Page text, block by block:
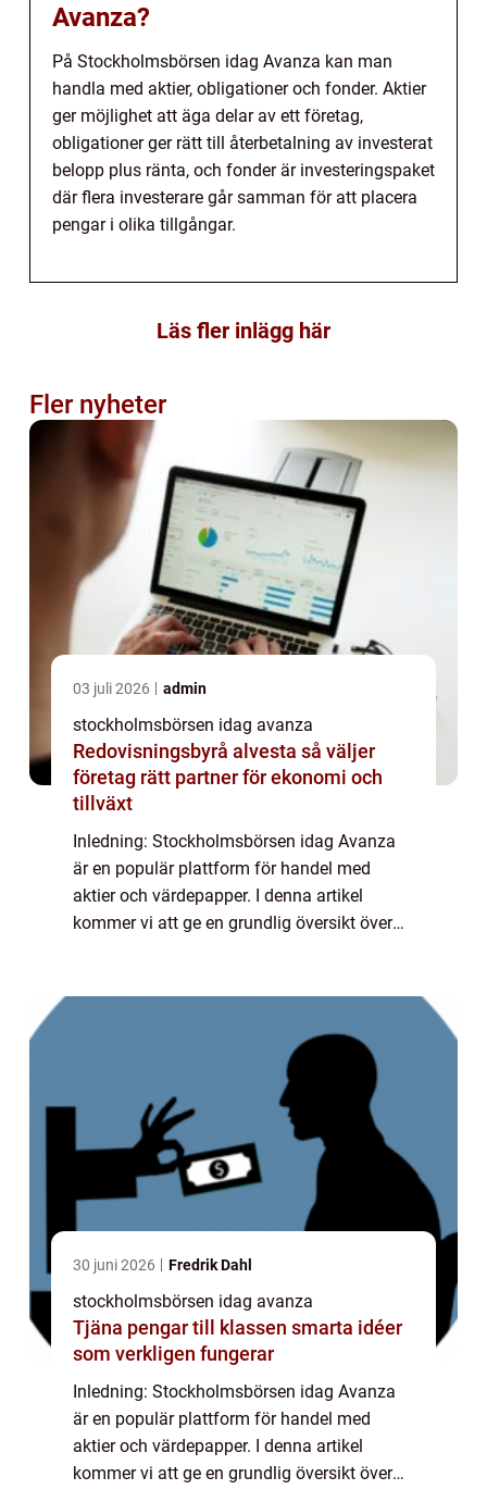
Avanza?
På Stockholmsbörsen idag Avanza kan man
handla med aktier, obligationer och fonder. Aktier
ger möjlighet att äga delar av ett företag,
obligationer ger rätt till återbetalning av investerat
belopp plus ränta, och fonder är investeringspaket
där flera investerare går samman för att placera
pengar i olika tillgångar.
Läs fler inlägg här
Fler nyheter
03 juli 2026 admin
stockholmsbörsen idag avanza
Redovisningsbyrå alvesta så väljer
företag rätt partner för ekonomi och
tillväxt
Inledning: Stockholmsbörsen idag Avanza
är en populär plattform för handel med
aktier och värdepapper. I denna artikel
kommer vi att ge en grundlig översikt över
30 juni 2026 Fredrik Dahl
stockholmsbörsen idag avanza
Tjäna pengar till klassen smarta idéer
som verkligen fungerar
Inledning: Stockholmsbörsen idag Avanza
är en populär plattform för handel med
aktier och värdepapper. I denna artikel
kommer vi att ge en grundlig översikt över